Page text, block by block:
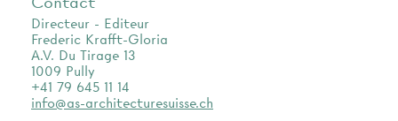
Directeur - Editeur
Frederic Krafft-Gloria
A.V. Du Tirage 13
1009 Pully
+41 79 645 11 14
info@as-architecturesuisse.ch